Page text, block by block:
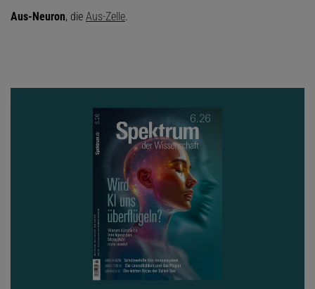
Aus-Neuron, die Aus-Zelle.